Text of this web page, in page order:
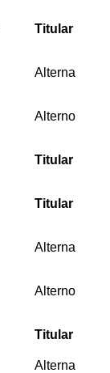
Titular
Alterna
Alterno
Titular
Titular
Alterna
Alterno
Titular
Alterna